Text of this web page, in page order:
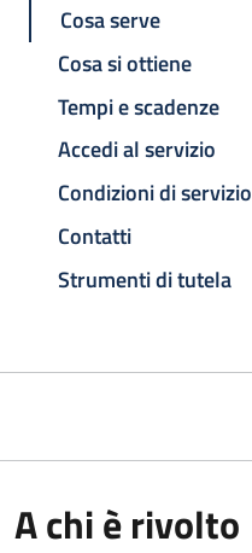
Cosa serve
Cosa si ottiene
Tempi e scadenze
Accedi al servizio
Condizioni di servizio
Contatti
Strumenti di tutela
A chi è rivolto